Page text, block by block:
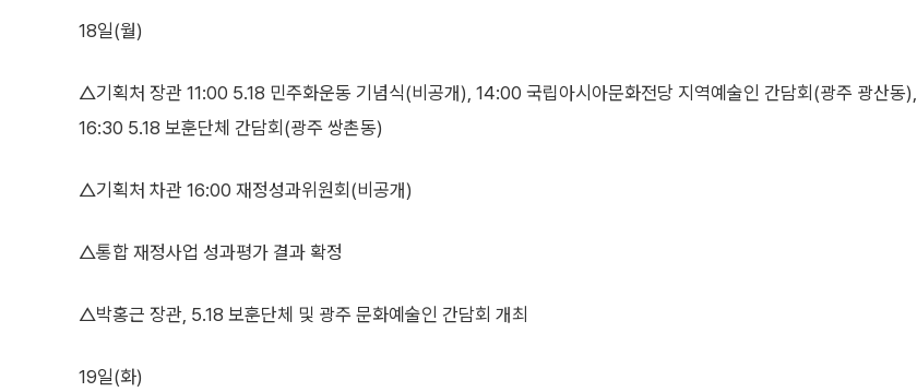
18일(월)
△기획처 장관 11:00 5.18 민주화운동 기념식(비공개), 14:00 국립아시아문화전당 지역예술인 간담회(광주 광산동),
16:30 5.18 보훈단체 간담회(광주 쌍촌동)
△기획처 차관 16:00 재정성과위원회(비공개)
△통합 재정사업 성과평가 결과 확정
△박홍근 장관, 5.18 보훈단체 및 광주 문화예술인 간담회 개최
19일(화)